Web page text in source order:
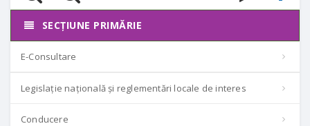
SECȚIUNE PRIMĂRIE
E-Consultare
Legislație națională și reglementări locale de interes
Conducere